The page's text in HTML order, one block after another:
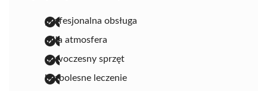
profesjonalna obsługa
miła atmosfera
nowoczesny sprzęt
bezbolesne leczenie